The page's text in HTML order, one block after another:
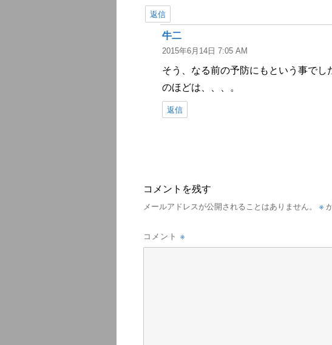
返信
牛二よ
り:
2015年6月14日 7:05 AM
そう、なる前の予防にもという事で
のほどは、、、。
返信
コメントを残す
メールアドレスが公開されることはありません。 ※
コメント ※